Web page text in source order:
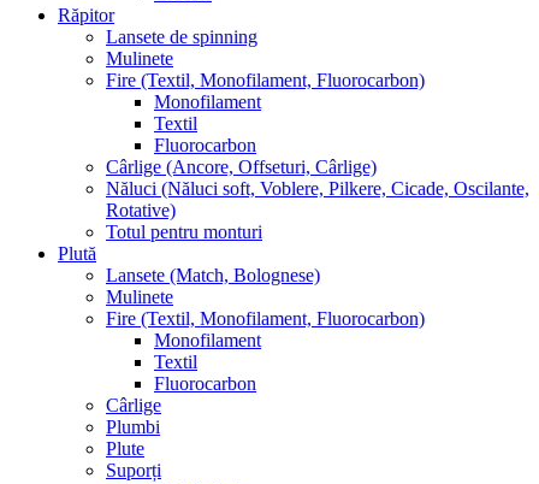
Răpitor
Lansete de spinning
Mulinete
Fire (Textil, Monofilament, Fluorocarbon)
Monofilament
Textil
Fluorocarbon
Cârlige (Ancore, Offseturi, Cârlige)
Năluci (Năluci soft, Voblere, Pilkere, Cicade, Oscilante,
Rotative)
Totul pentru monturi
Plută
Lansete (Match, Bolognese)
Mulinete
Fire (Textil, Monofilament, Fluorocarbon)
Monofilament
Textil
Fluorocarbon
Cârlige
Plumbi
Plute
Suporți